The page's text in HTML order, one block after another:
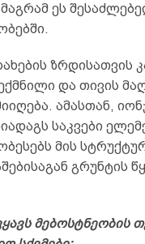
ეს
ზრდისათვის
და თივის
ამასთან,
საკვები
მის
გრუნტის
მებოსტნეობის